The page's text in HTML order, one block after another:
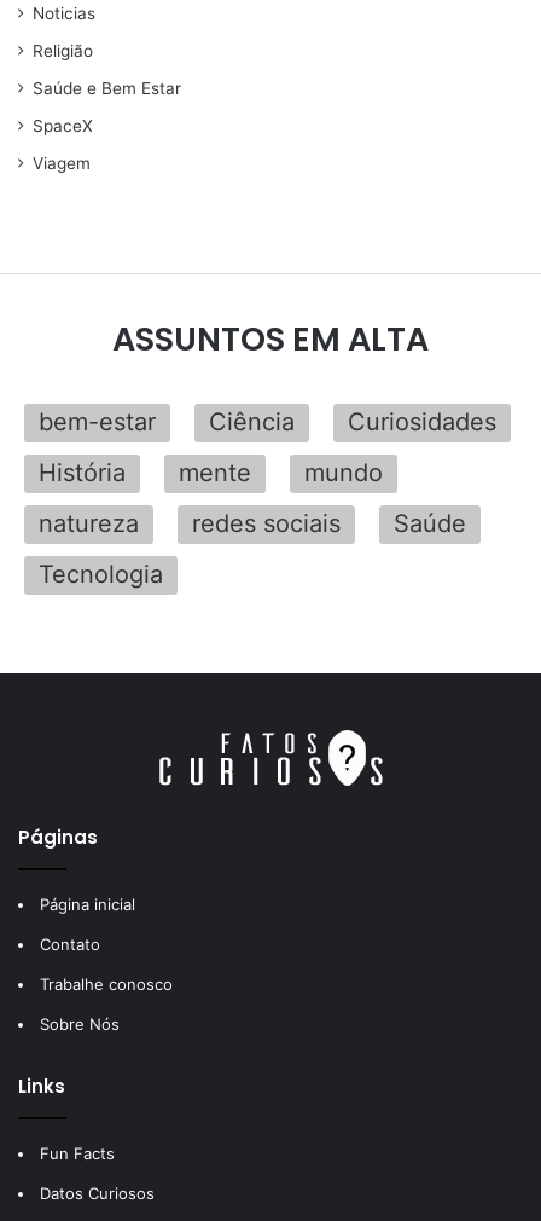
Noticias
Religião
Saúde e Bem Estar
SpaceX
Viagem
ASSUNTOS EM ALTA
bem-estar Ciência
Curiosidades
História
mente
mundo
natureza
redes sociais
Saúde
Tecnologia
Páginas
Página inicial
Contato
Trabalhe conosco
Sobre Nós
Links
Fun Facts
Datos Curiosos